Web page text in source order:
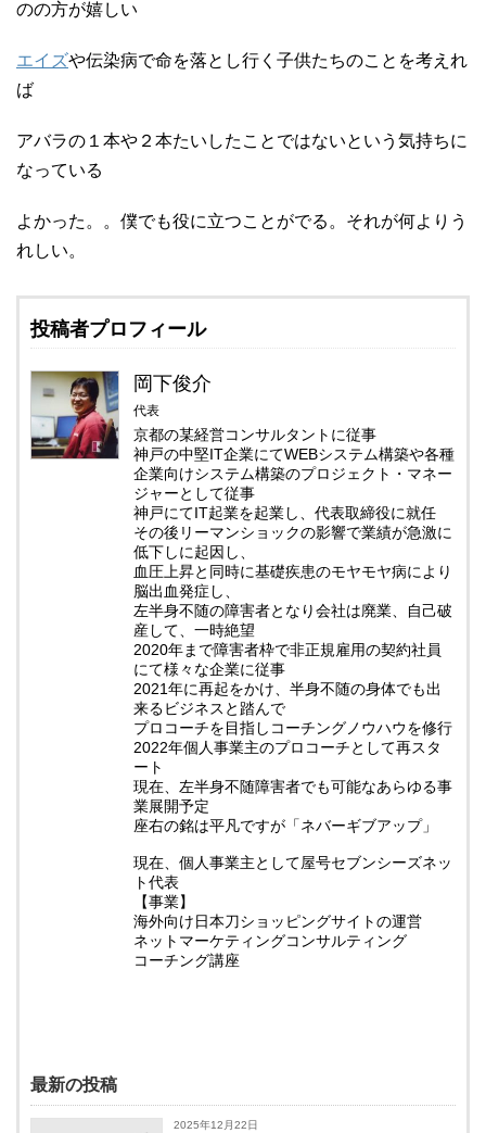
のの方が嬉しい
エイズや伝染病で命を落とし行く子供たちのことを考えれ
ば
アバラの１本や２本たいしたことではないという気持ちに
なっている
よかった。。僕でも役に立つことがでる。それが何よりう
れしい。
投稿者プロフィール
岡下俊介
代表
京都の某経営コンサルタントに従事
神戸の中堅IT企業にてWEBシステム構築や各種
企業向けシステム構築のプロジェクト・マネー
ジャーとして従事
神戸にてIT起業を起業し、代表取締役に就任
その後リーマンショックの影響で業績が急激に
低下しに起因し、
血圧上昇と同時に基礎疾患のモヤモヤ病により
脳出血発症し、
左半身不随の障害者となり会社は廃業、自己破
産して、一時絶望
2020年まで障害者枠で非正規雇用の契約社員
にて様々な企業に従事
2021年に再起をかけ、半身不随の身体でも出
来るビジネスと踏んで
プロコーチを目指しコーチングノウハウを修行
2022年個人事業主のプロコーチとして再スタ
ート
現在、左半身不随障害者でも可能なあらゆる事
業展開予定
座右の銘は平凡ですが「ネバーギブアップ」
現在、個人事業主として屋号セブンシーズネッ
ト代表
【事業】
海外向け日本刀ショッピングサイトの運営
ネットマーケティングコンサルティング
コーチング講座
最新の投稿
2025年12月22日